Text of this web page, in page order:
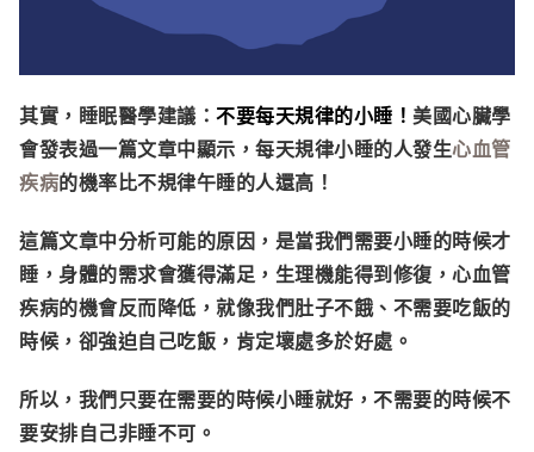
其實，睡眠醫學建議： 不要每天規律的小睡！ 美國心臟學
會發表過一篇文章中顯示，每天規律小睡的人發生心血管
疾病的機率比不規律午睡的人還高！
這篇文章中分析可能的原因，是當我們需要小睡的時候才
睡，身體的需求會獲得滿足，生理機能得到修復，心血管
疾病的機會反而降低，就像我們肚子不餓、不需要吃飯的
時候，卻強迫自己吃飯，肯定壞處多於好處。
所以，我們只要在需要的時候小睡就好，不需要的時候不
要安排自己非睡不可。